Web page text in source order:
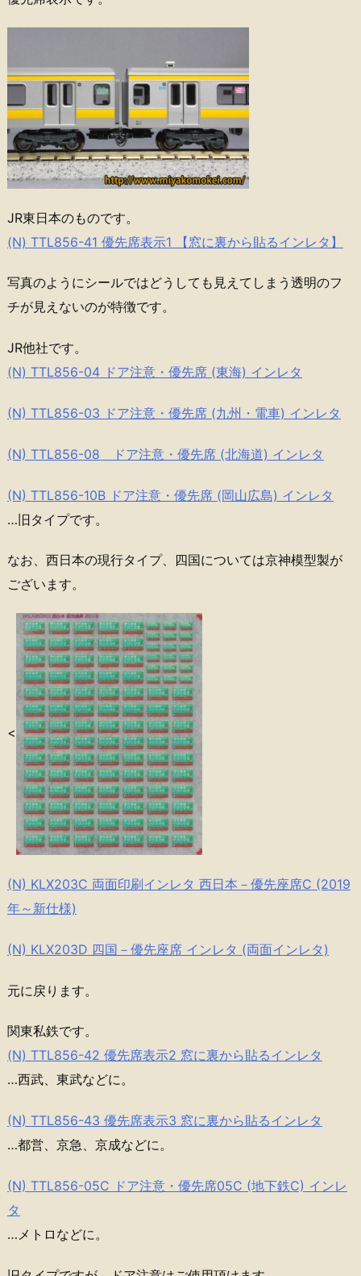
JR東日本のものです。
(N) TTL856-41 優先席表示1 【窓に裏から貼るインレタ】
写真のようにシールではどうしても見えてしまう透明のフ
チが見えないのが特徴です。
JR他社です。
(N) TTL856-04 ドア注意・優先席 (東海) インレタ
(N) TTL856-03 ドア注意・優先席 (九州・電車) インレタ
(N) TTL856-08 ドア注意・優先席 (北海道) インレタ
(N) TTL856-10B ドア注意・優先席 (岡山広島) インレタ
…旧タイプです。
なお、西日本の現行タイプ、四国については京神模型製が
ございます。
<
(N) KLX203C 両面印刷インレタ 西日本－優先座席C (2019
年～新仕様)
(N) KLX203D 四国－優先座席 インレタ (両面インレタ)
元に戻ります。
関東私鉄です。
(N) TTL856-42 優先席表示2 窓に裏から貼るインレタ
…西武、東武などに。
(N) TTL856-43 優先席表示3 窓に裏から貼るインレタ
…都営、京急、京成などに。
(N) TTL856-05C ドア注意・優先席05C (地下鉄C) インレ
タ
…メトロなどに。